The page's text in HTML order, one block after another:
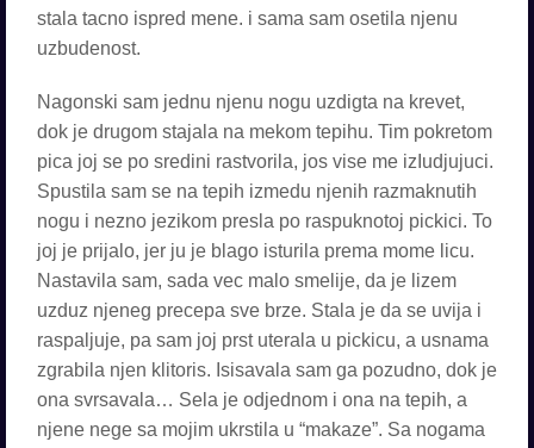
stala tacno ispred mene. i sama sam osetila njenu
uzbudenost.
Nagonski sam jednu njenu nogu uzdigta na krevet,
dok je drugom stajala na mekom tepihu. Tim pokretom
pica joj se po sredini rastvorila, jos vise me izIudjujuci.
Spustila sam se na tepih izmedu njenih razmaknutih
nogu i nezno jezikom presla po raspuknotoj pickici. To
joj je prijalo, jer ju je blago isturila prema mome licu.
Nastavila sam, sada vec malo smelije, da je lizem
uzduz njeneg precepa sve brze. Stala je da se uvija i
raspaljuje, pa sam joj prst uterala u pickicu, a usnama
zgrabila njen klitoris. Isisavala sam ga pozudno, dok je
ona svrsavala… Sela je odjednom i ona na tepih, a
njene nege sa mojim ukrstila u “makaze”. Sa nogama